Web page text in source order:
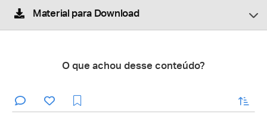
Material para Download
O que achou desse conteúdo?
enviar